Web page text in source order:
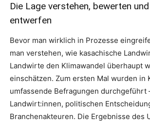
Die Lage verstehen, bewerten
entwerfen
Bevor man wirklich in Prozesse
man verstehen, wie kasachische
Landwirte den Klimawandel überhaupt
einschätzen. Zum ersten Mal wurden in
umfassende Befragungen durchgeführt
Landwirt:innen, politischen
Branchenakteuren. Die Ergebnisse des